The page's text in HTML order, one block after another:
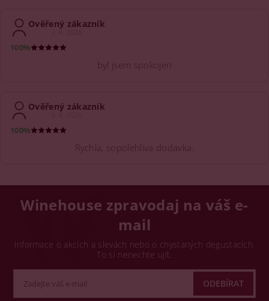
Ověřený zákazník
100%
byl jsem spokojen
Ověřený zákazník
100%
Rychla, sopolehliva dodavka.
Winehouse zpravodaj na váš e-
mail
Informace o akcích a slevách nebo o chystaných degustacích.
To si nenechte ujít.